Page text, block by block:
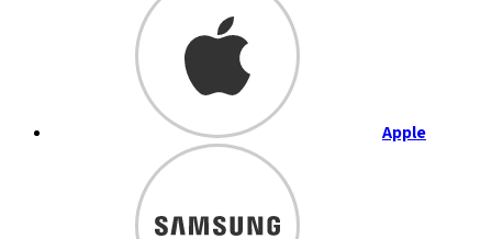
Apple